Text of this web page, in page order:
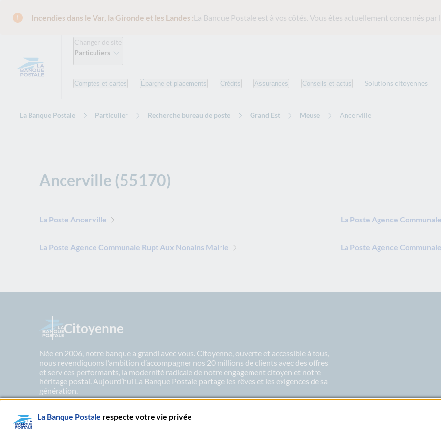
Incendies dans le Var, la Gironde et les Landes :La Banque Postale est à vos côtés. Vous êtes actuellement concernés par
Changer de site
Particuliers
Comptes et cartes Épargne et placements Crédits Assurances Conseils et actus Solutions citoyennes
La Banque Postale Particulier Recherche bureau de poste Grand Est Meuse Ancerville
Ancerville (55170)
La Poste Ancerville La Poste Agence
La Poste Agence Communale Rupt Aux Nonains Mairie La Poste Agence
Citoyenne
Née en 2006, notre banque a grandi avec vous. Citoyenne, ouverte et accessible à tous,
nous revendiquons l’ambition d’accompagner nos 20 millions de clients avec des offres
et services performants, la modernité radicale de notre engagement citoyen et notre
héritage postal. Aujourd’hui La Banque Postale partage les rêves et les exigences de sa
génération.
En savoir plus sur nos engagements
La Banque Postale respecte votre vie privée